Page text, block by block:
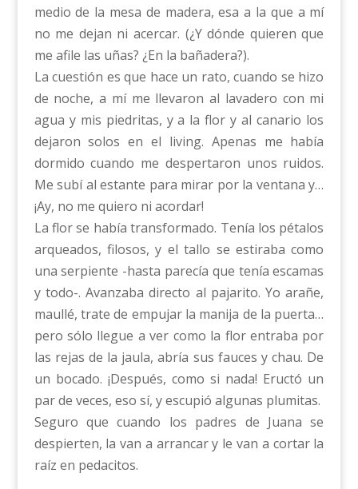
medio de la mesa de madera, esa a la que a mí
no me dejan ni acercar. (¿Y dónde quieren que
me afile las uñas? ¿En la bañadera?).
La cuestión es que hace un rato, cuando se hizo
de noche, a mí me llevaron al lavadero con mi
agua y mis piedritas, y a la flor y al canario los
dejaron solos en el living. Apenas me había
dormido cuando me despertaron unos ruidos.
Me subí al estante para mirar por la ventana y…
¡Ay, no me quiero ni acordar!
La flor se había transformado. Tenía los pétalos
arqueados, filosos, y el tallo se estiraba como
una serpiente -hasta parecía que tenía escamas
y todo-. Avanzaba directo al pajarito. Yo arañe,
maullé, trate de empujar la manija de la puerta…
pero sólo llegue a ver como la flor entraba por
las rejas de la jaula, abría sus fauces y chau. De
un bocado. ¡Después, como si nada! Eructó un
par de veces, eso sí, y escupió algunas plumitas.
Seguro que cuando los padres de Juana se
despierten, la van a arrancar y le van a cortar la
raíz en pedacitos.